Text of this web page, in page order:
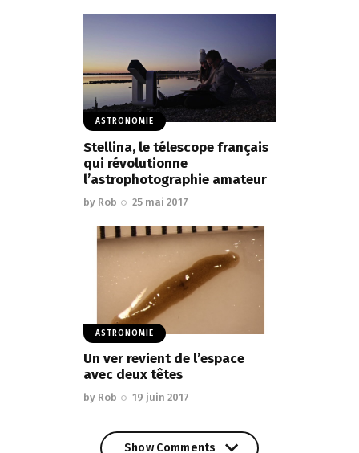
ASTRONOMIE
Stellina, le télescope français
qui révolutionne
l’astrophotographie amateur
by Rob 25 mai 2017
ASTRONOMIE
Un ver revient de l’espace
avec deux têtes
by Rob 19 juin 2017
Show Comments